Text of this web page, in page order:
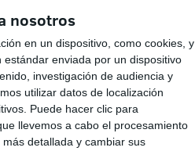
nosotros
en un dispositivo, como cookies, y
enviada por un dispositivo
investigación de audiencia y
utilizar datos de localización
Puede hacer clic para
llevemos a cabo el procesamiento
detallada y cambiar sus